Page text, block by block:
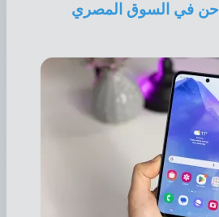
في السوق المصري